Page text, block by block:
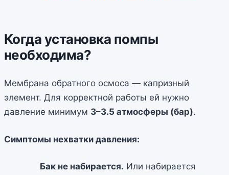
Когда установка помпы
необходима?
Мембрана обратного осмоса — капризный
элемент. Для корректной работы ей нужно
давление минимум 3–3.5 атмосферы (бар).
Симптомы нехватки давления:
Бак не набирается. Или набирается